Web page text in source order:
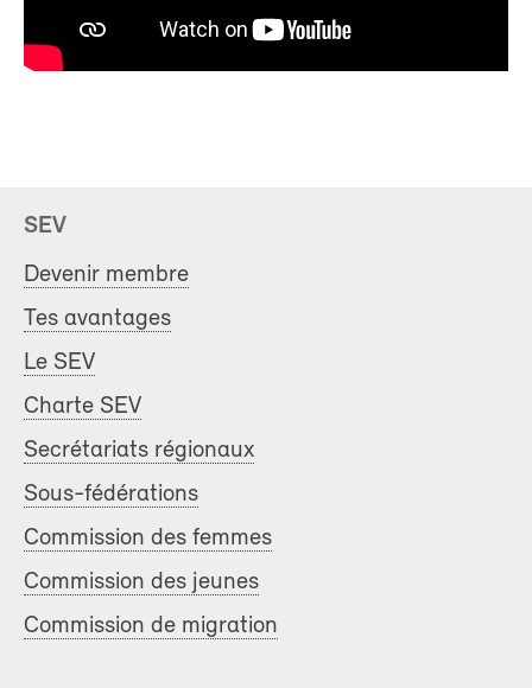
SEV
Devenir membre
Tes avantages
Le SEV
Charte SEV
Secrétariats régionaux
Sous-fédérations
Commission des femmes
Commission des jeunes
Commission de migration